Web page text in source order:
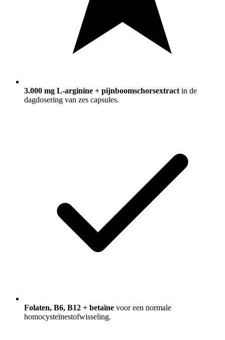
3.000 mg L-arginine + pijnboomschorsextract in de
dagdosering van zes capsules.
Folaten, B6, B12 + betaïne voor een normale
homocysteïnestofwisseling.